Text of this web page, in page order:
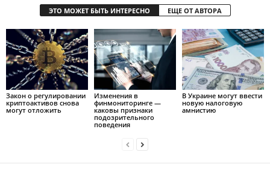
ЭТО МОЖЕТ БЫТЬ ИНТЕРЕСНО ЕЩЕ ОТ АВТОРА
Закон о регулировании
криптоактивов снова
могут отложить
Изменения в
финмониторинге —
каковы признаки
подозрительного
поведения
В Украине могут ввести
новую налоговую
амнистию